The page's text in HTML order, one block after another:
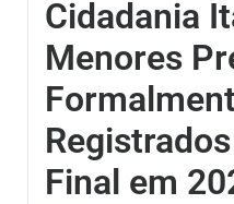
Cidadania
Menores
Final em